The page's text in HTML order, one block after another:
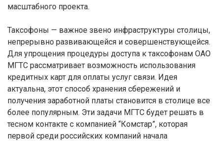
масштабного проекта.
Таксофоны — важное звено инфраструктуры столицы,
непрерывно развивающейся и совершенствующейся.
Для упрощения процедуры доступа к таксофонам ОАО
МГТС рассматривает возможность использования
кредитных карт для оплаты услуг связи. Идея
актуальна, этот способ хранения сбережений и
получения заработной платы становится в столице все
более популярным. Эти задачи МГТС будет решать в
тесном контакте с компанией “Комстар”, которая
первой среди российских компаний начала